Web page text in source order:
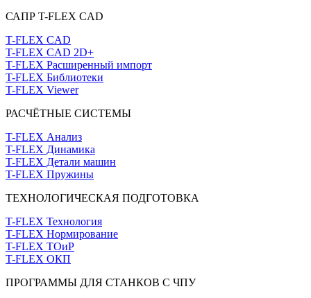
САПР T-FLEX CAD
T-FLEX CAD
T-FLEX CAD 2D+
T-FLEX Расширенный импорт
T-FLEX Библиотеки
T-FLEX Viewer
РАСЧЁТНЫЕ СИСТЕМЫ
T-FLEX Анализ
T-FLEX Динамика
T-FLEX Детали машин
T-FLEX Пружины
ТЕХНОЛОГИЧЕСКАЯ ПОДГОТОВКА
T-FLEX Технология
T-FLEX Нормирование
T-FLEX ТОиР
T-FLEX ОКП
ПРОГРАММЫ ДЛЯ СТАНКОВ С ЧПУ